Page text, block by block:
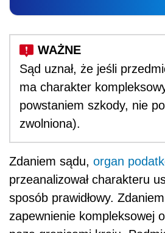
Sąd uznał, że jeśli
ma charakter
powstaniem szkody, nie
zwolniona).
Zdaniem sądu, organ
przeanalizował charakteru
sposób prawidłowy.
zapewnienie kompleksowej